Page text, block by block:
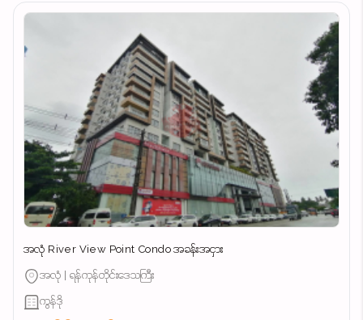
အလုံ River View Point Condo အခန်းအငှား
အလုံ | ရန်ကုန်တိုင်းဒေသကြီး
ကွန်ဒို